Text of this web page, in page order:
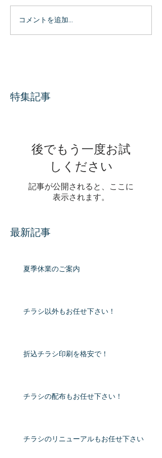
コメントを追加…
特集記事
後でもう一度お試
しください
記事が公開されると、ここに
表示されます。
最新記事
夏季休業のご案内
チラシ以外もお任せ下さい！
折込チラシ印刷を格安で！
チラシの配布もお任せ下さい！
チラシのリニューアルもお任せ下さい